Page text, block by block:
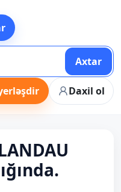
Axtar
Daxil ol